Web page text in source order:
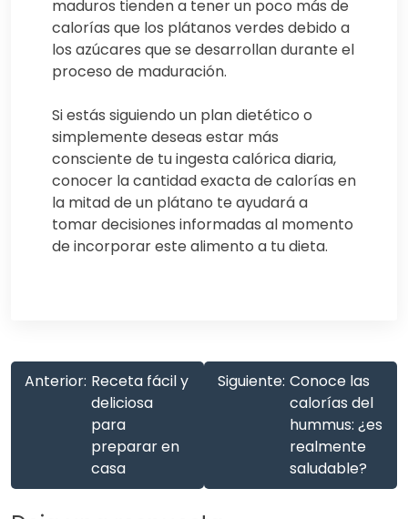
maduros tienden a tener un poco más de
calorías que los plátanos verdes debido a
los azúcares que se desarrollan durante el
proceso de maduración.
Si estás siguiendo un plan dietético o
simplemente deseas estar más
consciente de tu ingesta calórica diaria,
conocer la cantidad exacta de calorías en
la mitad de un plátano te ayudará a
tomar decisiones informadas al momento
de incorporar este alimento a tu dieta.
Anterior: Receta fácil y
deliciosa
para
preparar en
casa
Siguiente: Conoce las
calorías del
hummus: ¿es
realmente
saludable?